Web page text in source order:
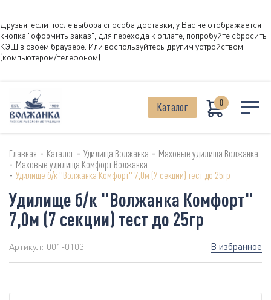
"
Друзья, если после выбора способа доставки, у Вас не отображается
кнопка "оформить заказ", для перехода к оплате, попробуйте сбросить
КЭШ в своём браузере. Или воспользуйтесь другим устройством
(компьютером/телефоном)
"
Каталог 0
Главная - Каталог - Удилища Волжанка - Маховые удилища Волжанка
- Маховые удилища Комфорт Волжанка
- Удилище б/к "Волжанка Комфорт" 7,0м (7 секции) тест до 25гр
Удилище б/к "Волжанка Комфорт"
7,0м (7 секции) тест до 25гр
Артикул: 001-0103 В избранное